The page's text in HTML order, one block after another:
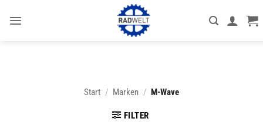
Inhalt
Start / Marken / M-Wave
FILTER